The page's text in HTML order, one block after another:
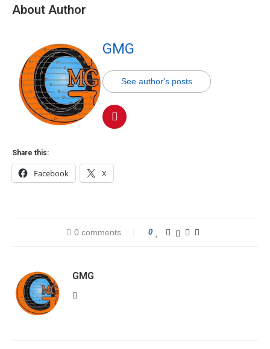
About Author
GMG
See author's posts
Share this:
Facebook X
0 comments 0
GMG